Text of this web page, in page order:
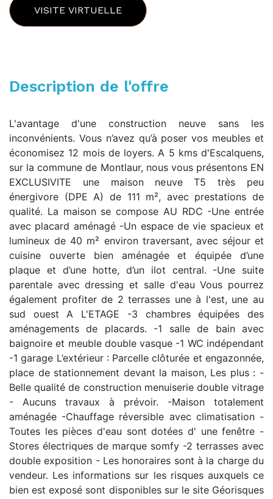
VISITE VIRTUELLE
Description de l'offre
L'avantage d'une construction neuve sans les
inconvénients. Vous n’avez qu’à poser vos meubles et
économisez 12 mois de loyers. A 5 kms d'Escalquens,
sur la commune de Montlaur, nous vous présentons EN
EXCLUSIVITE une maison neuve T5 très peu
énergivore (DPE A) de 111 m², avec prestations de
qualité. La maison se compose AU RDC -Une entrée
avec placard aménagé -Un espace de vie spacieux et
lumineux de 40 m² environ traversant, avec séjour et
cuisine ouverte bien aménagée et équipée d’une
plaque et d’une hotte, d’un ilot central. -Une suite
parentale avec dressing et salle d'eau Vous pourrez
également profiter de 2 terrasses une à l'est, une au
sud ouest A L'ETAGE -3 chambres équipées des
aménagements de placards. -1 salle de bain avec
baignoire et meuble double vasque -1 WC indépendant
-1 garage L’extérieur : Parcelle clôturée et engazonnée,
place de stationnement devant la maison, Les plus : -
Belle qualité de construction menuiserie double vitrage
- Aucuns travaux à prévoir. -Maison totalement
aménagée -Chauffage réversible avec climatisation -
Toutes les pièces d'eau sont dotées d' une fenêtre -
Stores électriques de marque somfy -2 terrasses avec
double exposition - Les honoraires sont à la charge du
vendeur. Les informations sur les risques auxquels ce
bien est exposé sont disponibles sur le site Géorisques